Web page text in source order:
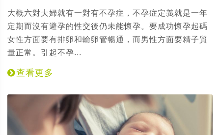
大概六對夫婦就有一對有不孕症，不孕症定義就是一年
定期而沒有避孕的性交後仍未能懷孕。要成功懷孕起碼
女性方面要有排卵和輸卵管暢通，而男性方面要精子質
量正常。引起不孕...
查看更多